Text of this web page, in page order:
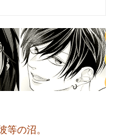
等の沼。